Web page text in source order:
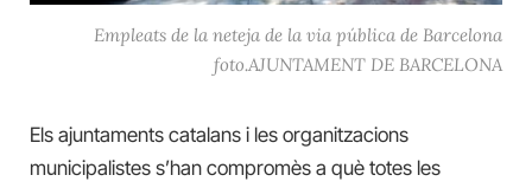
Empleats de la neteja de la via pública de Barcelona
foto.AJUNTAMENT DE BARCELONA
Els ajuntaments catalans i les organitzacions
municipalistes s’han compromès a què totes les